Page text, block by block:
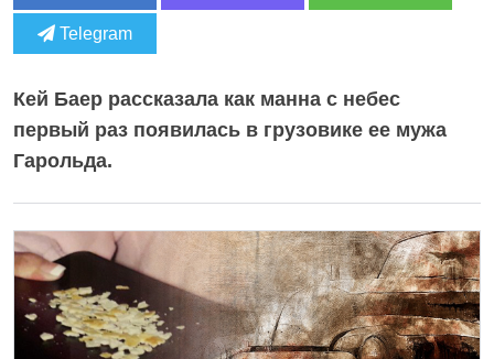
Telegram
Кей Баер рассказала как манна с небес
первый раз появилась в грузовике ее мужа
Гарольда.